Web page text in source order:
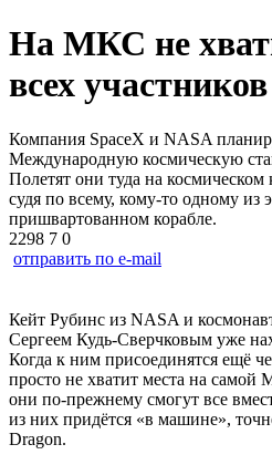
На МКС не
всех
Компания SpaceX и NASA
Международную космическую
Полетят они туда на
судя по всему, кому-то одному из
пришвартованном корабле.
2298 7 0
отправить по e-mail
Кейт Рубинс из NASA и
Сергеем Кудь-Сверчковым уже
Когда к ним присоединятся ещё
просто не хватит места на самой
они по-прежнему смогут все
из них придётся «в машине»,
Dragon.